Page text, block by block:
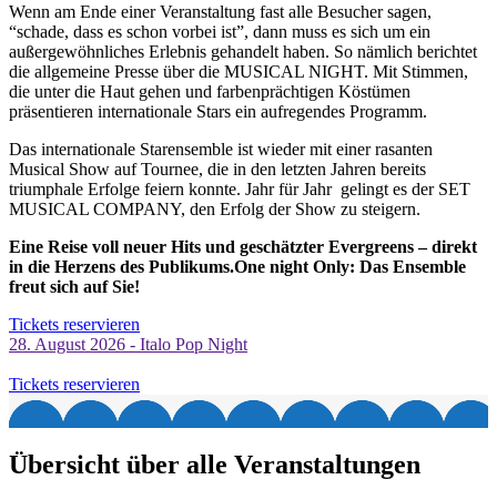
Wenn am Ende einer Veranstaltung fast alle Besucher sagen,
“schade, dass es schon vorbei ist”, dann muss es sich um ein
außergewöhnliches Erlebnis gehandelt haben. So nämlich berichtet
die allgemeine Presse über die MUSICAL NIGHT. Mit Stimmen,
die unter die Haut gehen und farbenprächtigen Köstümen
präsentieren internationale Stars ein aufregendes Programm.
Das internationale Starensemble ist wieder mit einer rasanten
Musical Show auf Tournee, die in den letzten Jahren bereits
triumphale Erfolge feiern konnte. Jahr für Jahr gelingt es der SET
MUSICAL COMPANY, den Erfolg der Show zu steigern.
Eine Reise voll neuer Hits und geschätzter Evergreens – direkt
in die Herzens des Publikums.One night Only: Das Ensemble
freut sich auf Sie!
Tickets reservieren
28. August 2026 - Italo Pop Night
Tickets reservieren
Übersicht über alle Veranstaltungen